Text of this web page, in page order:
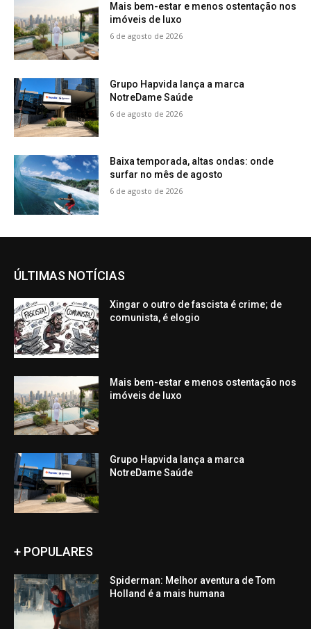
Mais bem-estar e menos ostentação nos
imóveis de luxo
6 de agosto de 2026
Grupo Hapvida lança a marca
NotreDame Saúde
6 de agosto de 2026
Baixa temporada, altas ondas: onde
surfar no mês de agosto
6 de agosto de 2026
ÚLTIMAS NOTÍCIAS
Xingar o outro de fascista é crime; de
comunista, é elogio
Mais bem-estar e menos ostentação nos
imóveis de luxo
Grupo Hapvida lança a marca
NotreDame Saúde
+ POPULARES
Spiderman: Melhor aventura de Tom
Holland é a mais humana